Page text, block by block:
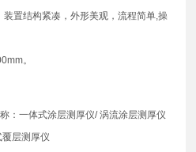
置结构紧凑，外形美观，流程简单,操
。
：一体式涂层测厚仪/ 涡流涂层测厚仪
覆层测厚仪